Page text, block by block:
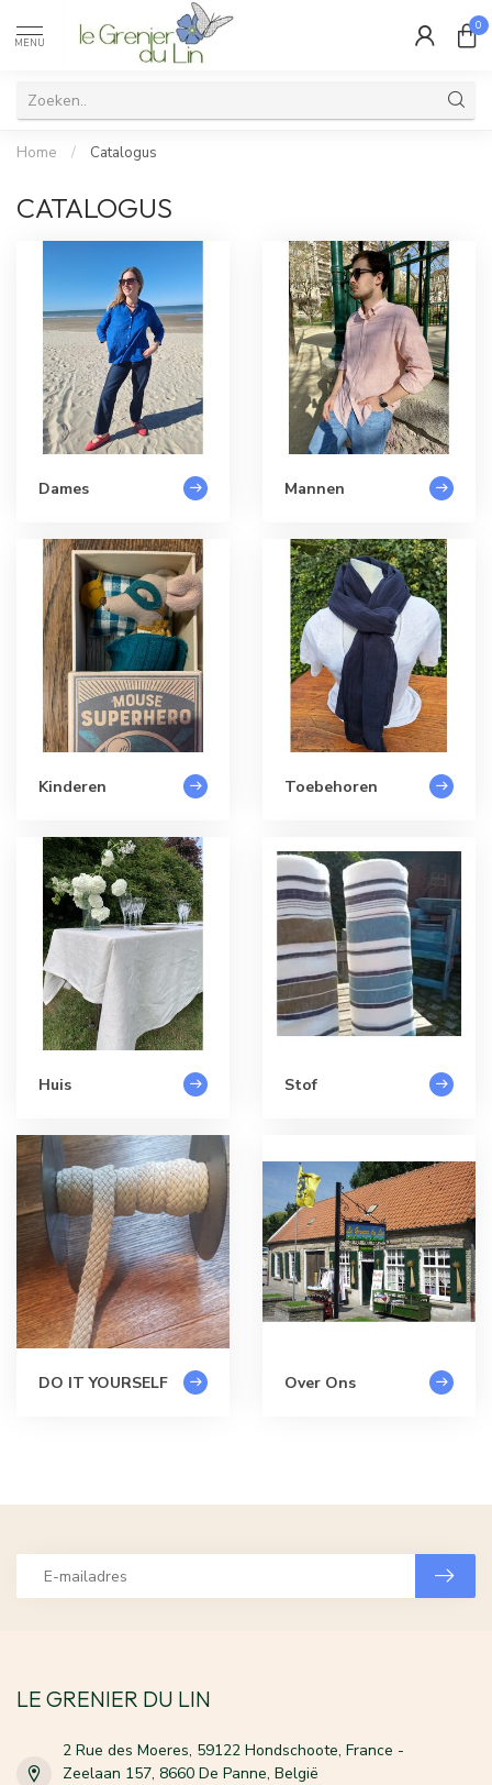
MENU
0
Home / Catalogus
CATALOGUS
Dames Mannen
Kinderen Toebehoren
Huis Stof
DO IT YOURSELF Over Ons
LE GRENIER DU LIN
2 Rue des Moeres, 59122 Hondschoote, France -
Zeelaan 157, 8660 De Panne, België